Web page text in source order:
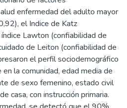
enfermedad del adulto mayor
el Indice de Katz
Lawton (confiabilidad de
de Leiton (confiabilidad de
el perfil sociodemográfico
la comunidad, edad media de
de sexo femenino, estado civil
casa, con instrucción primaria.